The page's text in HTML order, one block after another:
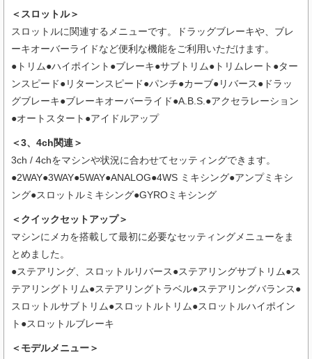
＜スロットル＞
スロットルに関連するメニューです。ドラッグブレーキや、ブレ
ーキオーバーライドなど便利な機能をご利用いただけます。
●トリム●ハイポイント●ブレーキ●サブトリム●トリムレート●ター
ンスピード●リターンスピード●パンチ●カーブ●リバース●ドラッ
グブレーキ●ブレーキオーバーライド●A.B.S.●アクセラレーション
●オートスタート●アイドルアップ
＜3、4ch関連＞
3ch / 4chをマシンや状況に合わせてセッティングできます。
●2WAY●3WAY●5WAY●ANALOG●4WS ミキシング●アンプミキシ
ング●スロットルミキシング●GYROミキシング
＜クイックセットアップ＞
マシンにメカを搭載して最初に必要なセッティングメニューをま
とめました。
●ステアリング、スロットルリバース●ステアリングサブトリム●ス
テアリングトリム●ステアリングトラベル●ステアリングバランス●
スロットルサブトリム●スロットルトリム●スロットルハイポイン
ト●スロットルブレーキ
＜モデルメニュー＞